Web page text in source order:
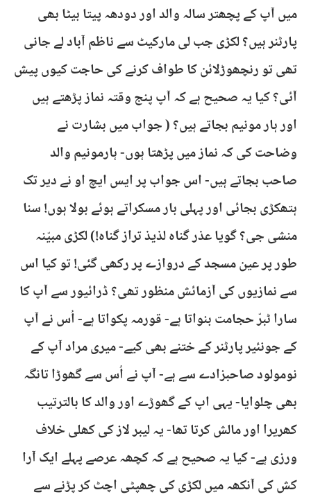
میں آپ کے پچھتر سالہ والد اور دودھہ پیتا بیٹا بھی
پارٹنر ہیں؟ لکڑی جب لی مارکیٹ سے ناظم آباد لے جانی
تھی تو رنچھوڑلائن کا طواف کرنے کی حاجت کیوں پیش
آئی؟ کیا یہ صحیح ہے کہ آپ پنج وقتہ نماز پڑھتے ہیں
اور ہار مونیم بجاتے ہیں؟ ( جواب میں بشارت نے
وضاحت کی کہ نماز میں پڑھتا ہوں- ہارمونیم والد
صاحب بجاتے ہیں- اس جواب پر ایس ایچ او نے دیر تک
ہتھکڑی بجائی اور پہلی بار مسکراتے ہوئے بولا ہوں! سنا
منشی جی؟ گویا عذر گناہ لذیذ تراز گناہ!) لکڑی مبیّنہ
طور پر عین مسجد کے دروازے پر رکھی گئی! تو کیا اس
سے نمازیوں کی آزمائش منظور تھی؟ ڈرائیور سے آپ کا
سارا ٹبرّ حجامت بنواتا ہے- قورمہ پکواتا ہے- اُس نے آپ
کے جونئیر پارٹنر کے ختنے بھی کیے- میری مراد آپ کے
نومولود صاحبزادے سے ہے- آپ نے اُس سے گھوڑا تانگہ
بھی چلوایا- یہی اپ کے گھوڑے اور والد کا بالترتیب
کھریرا اور مالش کرتا تھا- یہ لیبر لاز کی کھلی خلاف
ورزی ہے- کیا یہ صحیح ہے کہ کچھہ عرصے پہلے ایک آرا
کش کی آنکھہ میں لکڑی کی چھپٹی اچٹ کر پڑنے سے